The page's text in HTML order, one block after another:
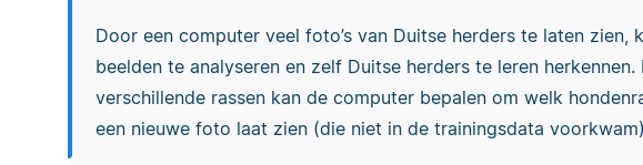
Door een computer veel foto’s van Duitse herders te laten zien,
beelden te analyseren en zelf Duitse herders te leren
verschillende rassen kan de computer bepalen om welk
een nieuwe foto laat zien (die niet in de trainingsdata